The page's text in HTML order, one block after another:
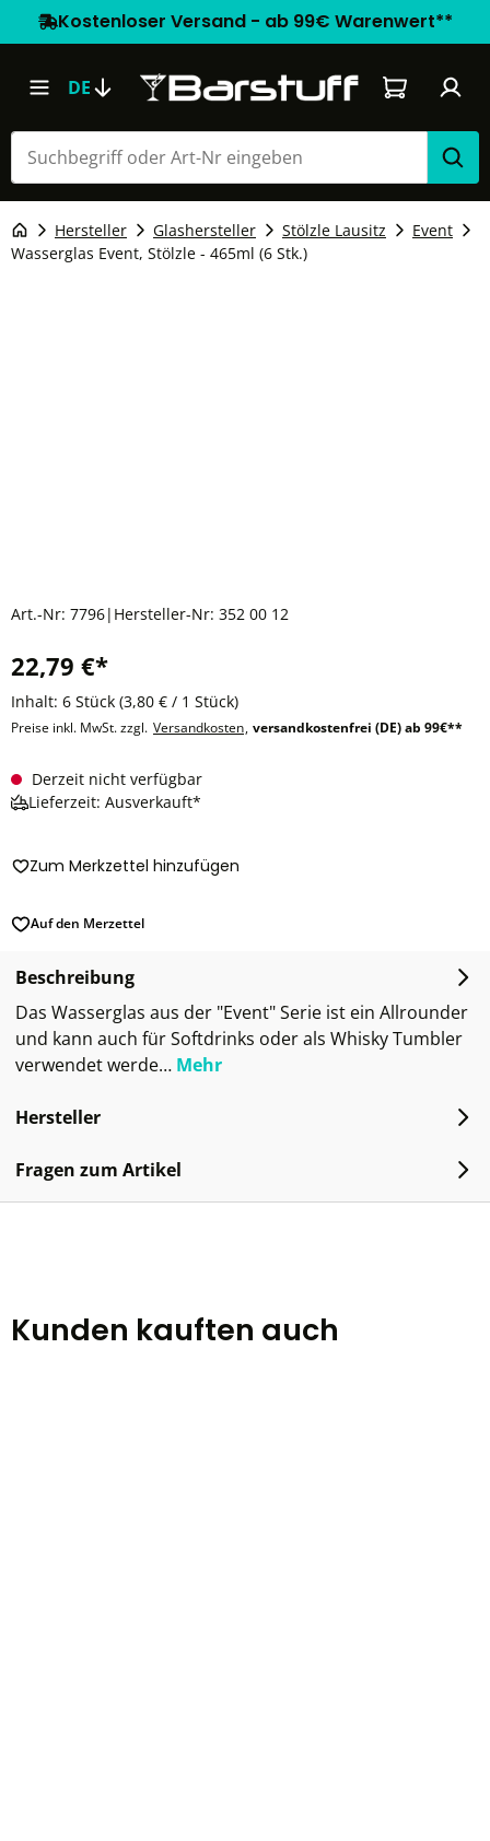
Kostenloser Versand - ab 99€ Warenwert**
DE Warenkorb
Hersteller Glashersteller Stölzle Lausitz
Event
Wasserglas Event, Stölzle - 465ml (6 Stk.)
Art.-Nr: 7796| Hersteller-Nr: 352 00 12
22,79 €*
Inhalt: 6 Stück (3,80 € / 1 Stück)
Preise inkl. MwSt. zzgl. Versandkosten, versandkostenfrei (DE) ab 99€**
Derzeit nicht verfügbar
Lieferzeit: Ausverkauft*
Zum Merkzettel hinzufügen
Auf den Merzettel
Beschreibung
Das Wasserglas aus der "Event" Serie ist ein Allrounder
und kann auch für Softdrinks oder als Whisky Tumbler
verwendet werde… Mehr
Hersteller
Fragen zum Artikel
Kunden kauften auch